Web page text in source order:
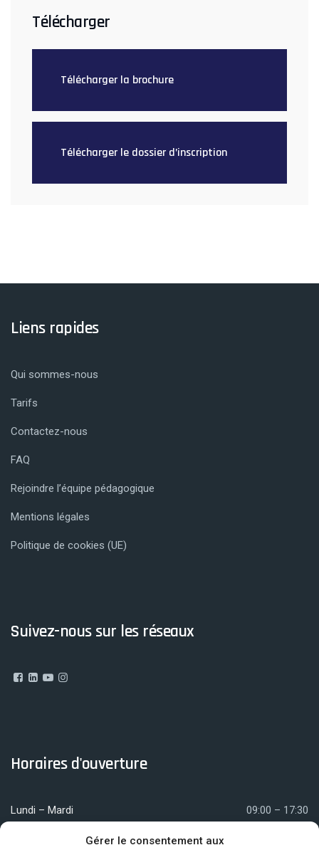
Gérer le consentement aux
Télécharger
Télécharger la brochure
Télécharger le dossier d’inscription
Liens rapides
Qui sommes-nous
Tarifs
Contactez-nous
FAQ
Rejoindre l’équipe pédagogique
Mentions légales
Politique de cookies (UE)
Suivez-nous sur les réseaux
Horaires d'ouverture
Lundi – Mardi 09:00 – 17:30